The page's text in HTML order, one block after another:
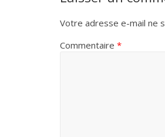
Votre adresse e-mail ne
Commentaire *